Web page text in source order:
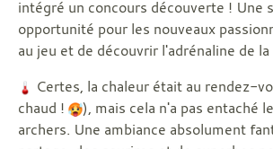
intégré un concours découverte ! Une
opportunité pour les nouveaux
au jeu et de découvrir l'adrénaline de
Certes, la chaleur était au rendez-
chaud !
), mais cela n'a pas entaché
archers. Une ambiance absolument